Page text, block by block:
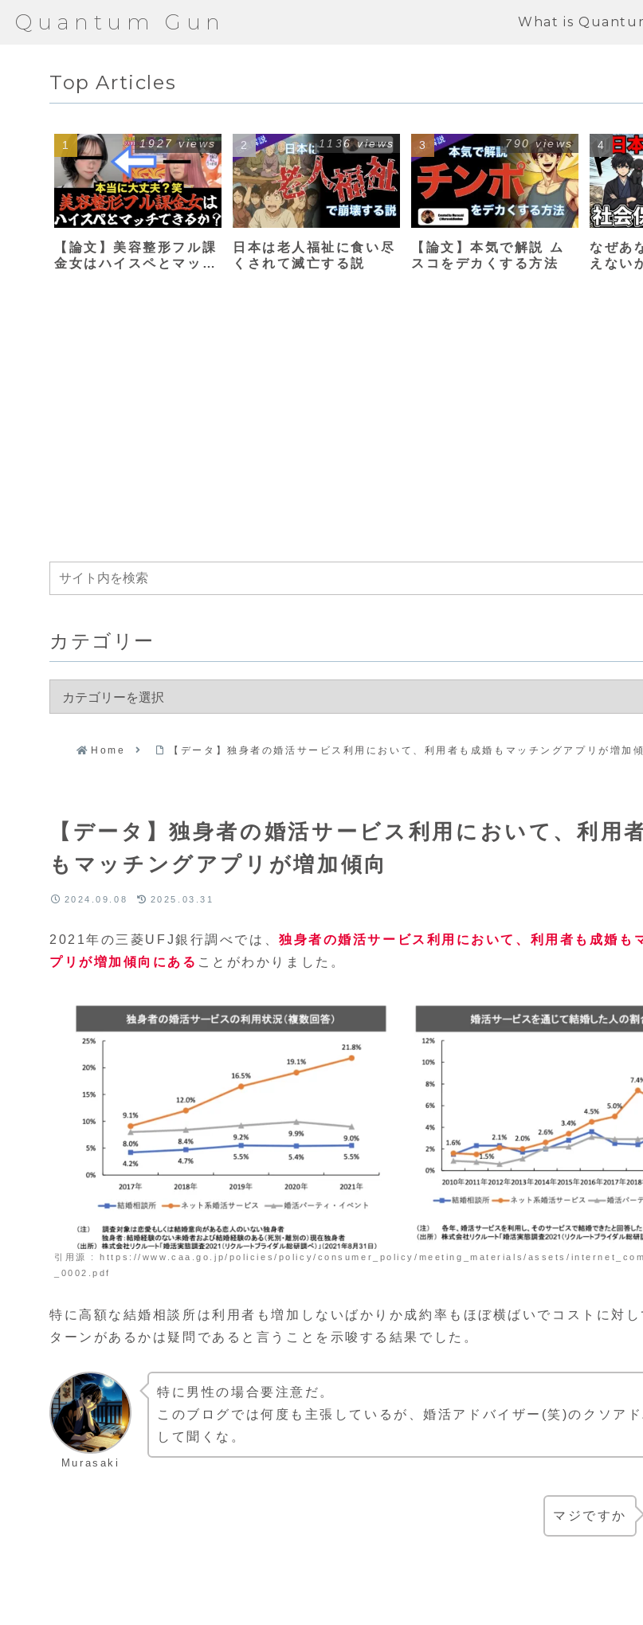
Quantum Gun What is
Top Articles
【論文】美容整形フル課
金女はハイスペとマッチ
1927 views
日本は老人福祉に食い尽
くされて滅亡する説
1136 views
【論文】本気で解説 ム
スコをデカくする方法
790 views
なぜあ
えない
カテゴリー
Home 【データ】独身者の婚活サービス利用において、利用者も成婚もマッチングアプリが増加傾
【データ】独身者の婚活サービス利用において、利用
もマッチングアプリが増加傾向
2024.09.08 2025.03.31
2021年の三菱UFJ銀行調べでは、独身者の婚活サービス利用において、利用者も成婚も
プリが増加傾向にある ことがわかりました。
引用源 : https://www.caa.go.jp/policies/policy/consumer_policy/meeting_materials/assets/
_0002.pdf
特に高額な結婚相談所は利用者も増加しないばかりか成約率もほぼ横ばいでコストに対し
ターンがあるかは疑問であると言うことを示唆する結果でした。
Murasaki
特に男性の場合要注意だ。
このブログでは何度も主張しているが、婚活アドバイザー(笑)のクソア
して聞くな。
マジですか